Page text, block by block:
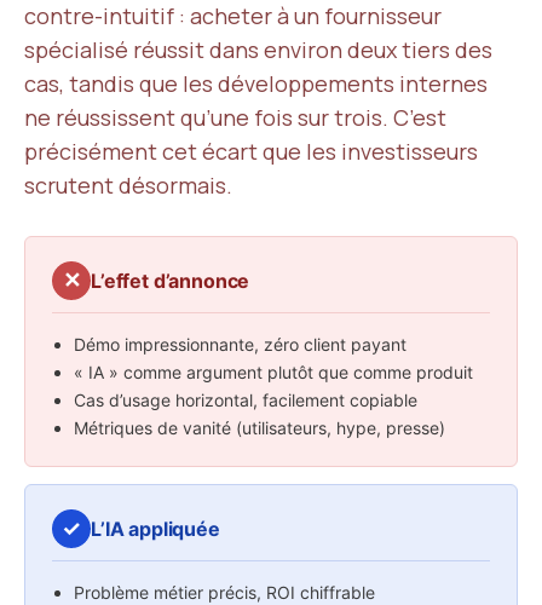
contre-intuitif : acheter à un fournisseur
spécialisé réussit dans environ deux tiers des
cas, tandis que les développements internes
ne réussissent qu’une fois sur trois. C’est
précisément cet écart que les investisseurs
scrutent désormais.
✕ L’effet d’annonce
Démo impressionnante, zéro client payant
« IA » comme argument plutôt que comme produit
Cas d’usage horizontal, facilement copiable
Métriques de vanité (utilisateurs, hype, presse)
✓ L’IA appliquée
Problème métier précis, ROI chiffrable